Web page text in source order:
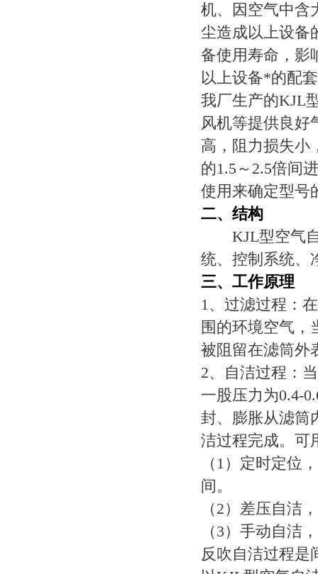
机、因空气中含
尘造成以上设备
备使用寿命，影
以上设备*的配
我厂生产的KJL
风机等提供良好
高，阻力损失小
的1.5～2.5倍间
使用来确定型号
二、结构
KJL型空气自
统、控制系统、
三、工作原理
1、过滤过程：
围的环境空气，
被阻留在滤筒外
2、自洁过程：
一股压力为0.4-
封、膨胀从滤筒
洁过程完成。可
（1）定时定位
间。
（2）差压自洁
（3）手动自洁
反吹自洁过程是